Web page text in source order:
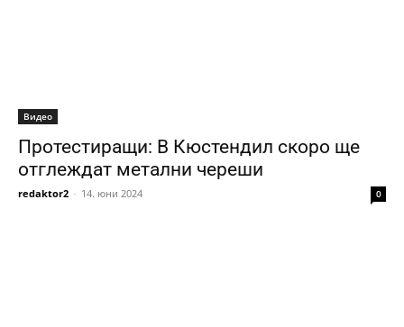
Видео
Протестиращи: В Кюстендил скоро ще
отглеждат метални череши
redaktor2 - 14. юни 2024 0